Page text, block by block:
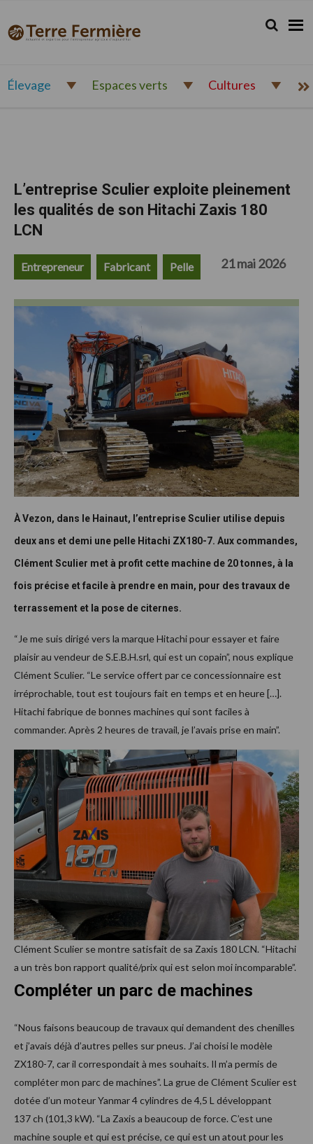
navigation
contenu
principal
pied
de
Terre
Fermière
Actualité
et
pour
Élevage Espaces verts Cultures
L’entreprise Sculier exploite pleinement
les qualités de son Hitachi Zaxis 180
LCN
Entrepreneur Fabricant Pelle 21 mai 2026
À Vezon, dans le Hainaut, l’entreprise Sculier utilise depuis
deux ans et demi une pelle Hitachi ZX180-7. Aux commandes,
Clément Sculier met à profit cette machine de 20 tonnes, à la
fois précise et facile à prendre en main, pour des travaux de
terrassement et la pose de citernes.
“Je me suis dirigé vers la marque Hitachi pour essayer et faire
plaisir au vendeur de S.E.B.H.srl, qui est un copain”, nous explique
Clément Sculier. “Le service offert par ce concessionnaire est
irréprochable, tout est toujours fait en temps et en heure […].
Hitachi fabrique de bonnes machines qui sont faciles à
commander. Après 2 heures de travail, je l’avais prise en main”.
Clément Sculier se montre satisfait de sa Zaxis 180 LCN. “Hitachi
a un très bon rapport qualité/prix qui est selon moi incomparable”.
Compléter un parc de machines
“Nous faisons beaucoup de travaux qui demandent des chenilles
et j’avais déjà d’autres pelles sur pneus. J’ai choisi le modèle
ZX180-7, car il correspondait à mes souhaits. Il m’a permis de
compléter mon parc de machines”. La grue de Clément Sculier est
dotée d’un moteur Yanmar 4 cylindres de 4,5 L développant
137 ch (101,3 kW). “La Zaxis a beaucoup de force. C’est une
machine souple et qui est précise, ce qui est un atout pour les